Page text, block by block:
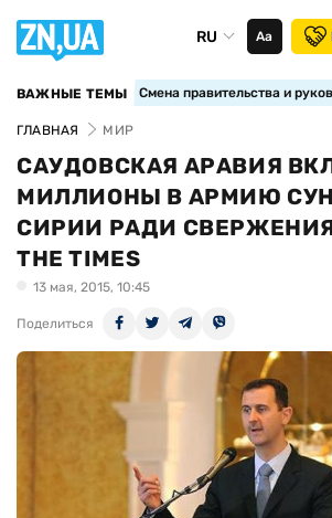
RU Аа
ВАЖНЫЕ ТЕМЫ Смена правительства и
ГЛАВНАЯ МИР
САУДОВСКАЯ АРАВИЯ
МИЛЛИОНЫ В АРМИЮ
СИРИИ РАДИ
THE TIMES
13 мая, 2015, 10:45
Поделиться